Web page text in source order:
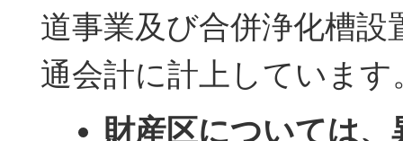
道事業及び合併浄化槽設
通会計に計上しています
財産区については、